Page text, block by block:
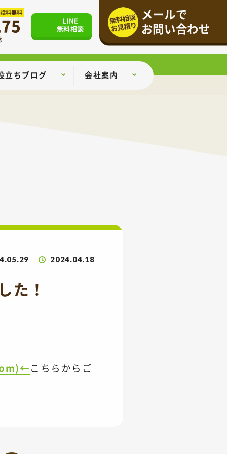
料無料
LINE
無料相談
メールで
お問い合わせ
立ちブログ 会社案内
2024.04.18
した！
こちらからご